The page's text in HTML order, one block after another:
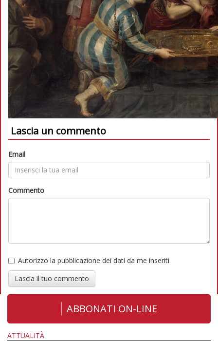
Lascia un commento
Email
Commento
Autorizzo la pubblicazione dei dati da me inseriti
Lascia il tuo commento
ABBONATI ON-LINE
ATTUALITÀ